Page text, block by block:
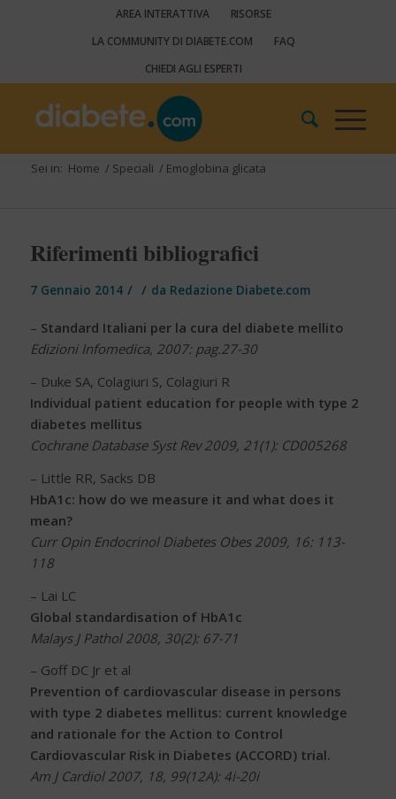
AREA INTERATTIVA
RISORSE
LA COMMUNITY DI DIABETE.COM
FAQ
CHIEDI AGLI ESPERTI
Sei in: Home / Speciali / Emoglobina glicata
Riferimenti bibliografici
7 Gennaio 2014 / / da Redazione Diabete.com
– Standard Italiani per la cura del diabete mellito
Edizioni Infomedica, 2007: pag.27-30
– Duke SA, Colagiuri S, Colagiuri R
Individual patient education for people with type 2
diabetes mellitus
Cochrane Database Syst Rev 2009, 21(1): CD005268
– Little RR, Sacks DB
HbA1c: how do we measure it and what does it
mean?
Curr Opin Endocrinol Diabetes Obes 2009, 16: 113-
118
– Lai LC
Global standardisation of HbA1c
Malays J Pathol 2008, 30(2): 67-71
– Goff DC Jr et al
Prevention of cardiovascular disease in persons
with type 2 diabetes mellitus: current knowledge
and rationale for the Action to Control
Cardiovascular Risk in Diabetes (ACCORD) trial.
Am J Cardiol 2007, 18, 99(12A): 4i-20i